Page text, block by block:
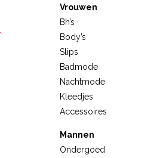
Vrouwen
Bh’s
Body’s
Slips
Badmode
Nachtmode
Kleedjes
Accessoires
Mannen
Ondergoed